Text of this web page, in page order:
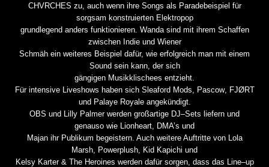
CHVRCHES zu, auch wenn ihre Songs als Paradebeispiel für
sorgsam konstruierten Elektropop
grundlegend anders funktionieren. Wanda sind mit ihrem Schaffen
zwischen Indie und Wiener
Schmäh ein weiteres Beispiel dafür, wie erfolgreich man mit einem
Sound sein kann, der sich
gängigen Musikklischees entzieht.
Für intensive Liveshows haben sich Sleaford Mods Pascow, FJØRT
und Palaye Royale angekündigt.
OBS und Lilly Palmer werden großartige DJ–Sets liefern und
genauso wie Lionheart DMA’s und
Majan ihr Publikum begeistern. Auch weitere Auftritte von Lola
Marsh Powerplush Kid Kapichi und
Kelsy Karter & The Heroines werden dafür sorgen, dass das Line–up